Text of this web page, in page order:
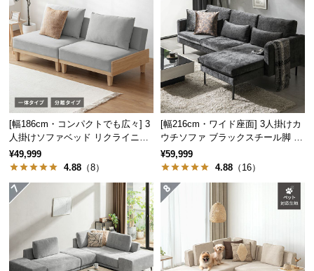
客
様
ポ
お
知
ら
せ
ロ
[幅186cm・コンパクトでも広々] 3
人掛けソファベッド リクライニン
グ 天然木フレーム 北欧
¥49,999
4.88 （8）
[幅216cm・ワイド座面] 3人掛けカ
ウチソファ ブラックスチール脚 L
字 ホテルライク 高級感
¥59,999
4.88 （16）